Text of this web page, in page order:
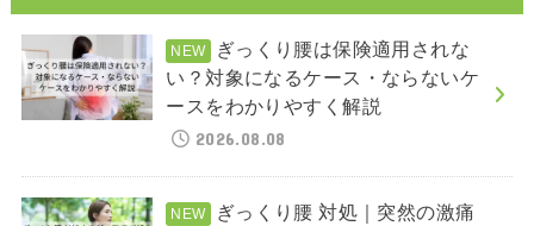
ぎっくり腰は保険適用されな
い？対象になるケース・ならないケ
ースをわかりやすく解説
2026.08.08
ぎっくり腰 対処｜突然の激痛